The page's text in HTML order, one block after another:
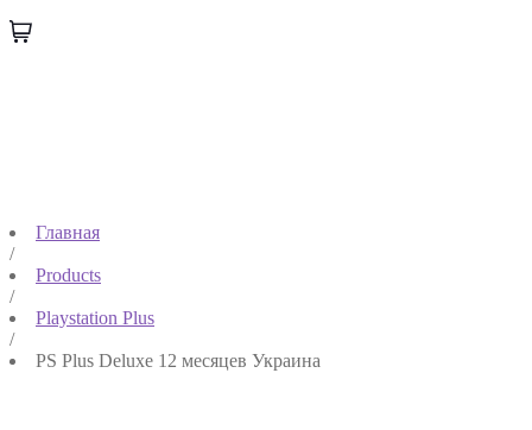
Главная
/
Products
/
Playstation Plus
/
PS Plus Deluxe 12 месяцев Украина